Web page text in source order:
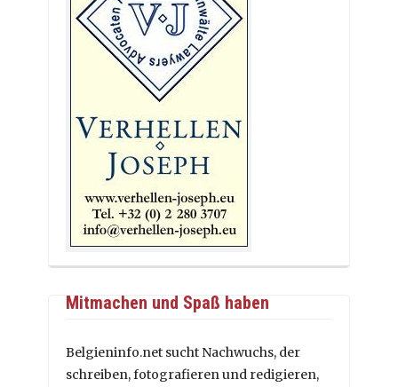
Mitmachen und Spaß haben
Belgieninfo.net sucht Nachwuchs, der
schreiben, fotografieren und redigieren,